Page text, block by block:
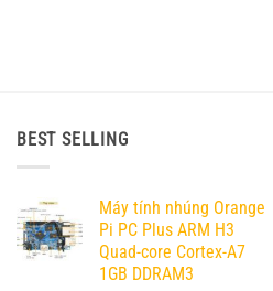
BEST SELLING
Máy tính nhúng Orange
Pi PC Plus ARM H3
Quad-core Cortex-A7
1GB DDRAM3